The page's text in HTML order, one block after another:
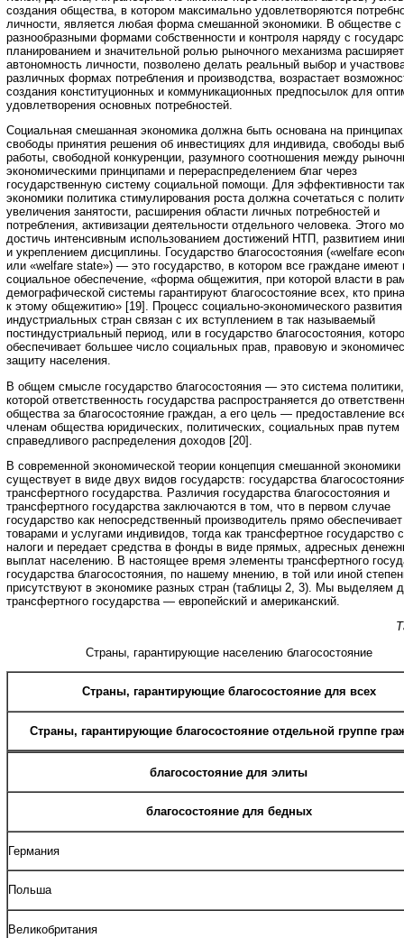
создания общества, в котором максимально удовлетворяются
личности, является любая форма смешанной экономики. В обществе с
разнообразными формами собственности и контроля наряду с
планированием и значительной ролью рыночного механизма
автономность личности, позволено делать реальный выбор и
различных формах потребления и производства, возрастает
создания конституционных и коммуникационных предпосылок для
удовлетворения основных потребностей.
Социальная смешанная экономика должна быть основана на принципах
свободы принятия решения об инвестициях для индивида, свободы
работы, свободной конкуренции, разумного соотношения между
экономическими принципами и перераспределением благ через
государственную систему социальной помощи. Для эффективности
экономики политика стимулирования роста должна сочетаться с
увеличения занятости, расширения области личных потребностей и
потребления, активизации деятельности отдельного человека. Этого
достичь интенсивным использованием достижений НТП, развитием
и укреплением дисциплины. Государство благосостояния («welfare
или «welfare state») — это государство, в котором все граждане имеют
социальное обеспечение, «форма общежития, при которой власти в
демографической системы гарантируют благосостояние всех, кто
к этому общежитию» [19]. Процесс социально-экономического развития
индустриальных стран связан с их вступлением в так называемый
постиндустриальный период, или в государство благосостояния,
обеспечивает большее число социальных прав, правовую и
защиту населения.
В общем смысле государство благосостояния — это система
которой ответственность государства распространяется до
общества за благосостояние граждан, а его цель — предоставление
членам общества юридических, политических, социальных прав путем
справедливого распределения доходов [20].
В современной экономической теории концепция смешанной экономики
существует в виде двух видов государств: государства
трансфертного государства. Различия государства благосостояния и
трансфертного государства заключаются в том, что в первом случае
государство как непосредственный производитель прямо обеспечивает
товарами и услугами индивидов, тогда как трансфертное государство
налоги и передает средства в фонды в виде прямых, адресных
выплат населению. В настоящее время элементы трансфертного
государства благосостояния, по нашему мнению, в той или иной
присутствуют в экономике разных стран (таблицы 2, 3). Мы выделяем
трансфертного государства — европейский и американский.
Страны, гарантирующие населению благосостояние
Страны, гарантирующие благосостояние для всех
Страны, гарантирующие благосостояние отдельной группе
благосостояние для элиты
благосостояние для бедных
Германия
Польша
Великобритания